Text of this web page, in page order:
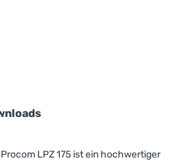
LPZ 175 ist ein hochwertiger